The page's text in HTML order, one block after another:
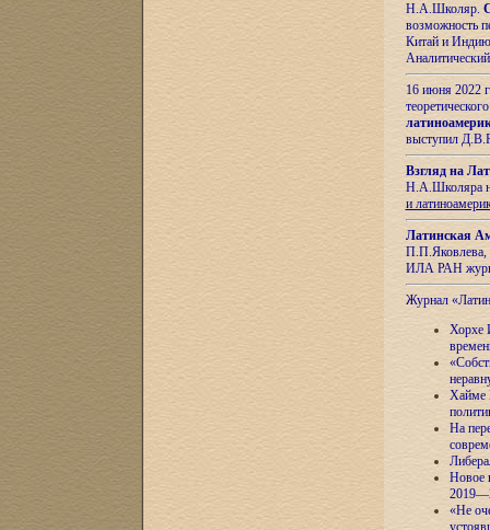
Н.А.Школяр.
возможность
Китай и
16 июня 2022
выступил
Взгляд на
Н.А.Школяра
и
Латинская
П.П.Яковлева,
ИЛА РАН
Журнал
Хорхе
Хайме
На
Новое
«Не